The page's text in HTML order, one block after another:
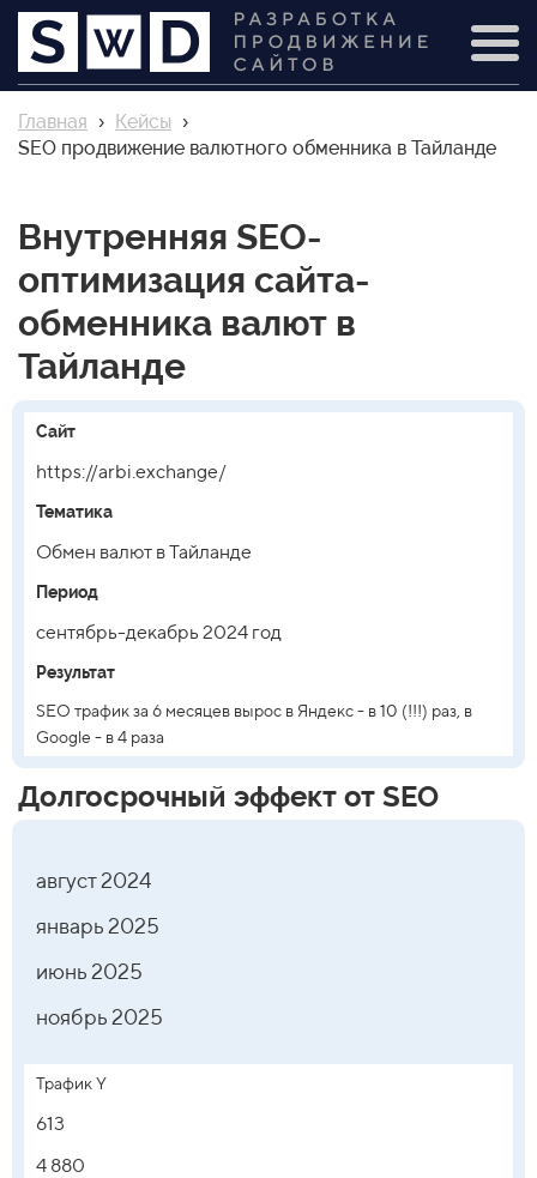
Главная › Кейсы ›
SEO продвижение валютного обменника в Тайланде
Внутренняя SEO-
оптимизация сайта-
обменника валют в
Тайланде
Сайт
https://arbi.exchange/
Тематика
Обмен валют в Тайланде
Период
сентябрь-декабрь 2024 год
Результат
SEO трафик за 6 месяцев вырос в Яндекс - в 10 (!!!) раз, в
Google - в 4 раза
Долгосрочный эффект от SEO
август 2024
январь 2025
июнь 2025
ноябрь 2025
Трафик Y
613
4 880